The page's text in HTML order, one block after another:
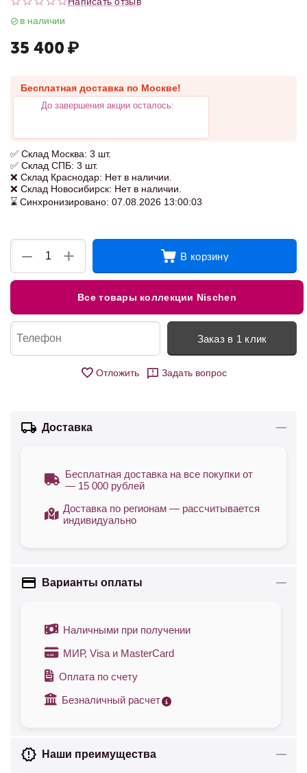
в наличии
35 400 ₽
Бесплатная доставка по Москве!
До завершения акции осталось:
✅ Склад Москва: 3 шт.
✅ Склад СПБ: 3 шт.
❌ Склад Краснодар: Нет в наличии.
❌ Склад Новосибирск: Нет в наличии.
⌛ Синхронизировано: 07.08.2026 13:00:03
+
− В корзину
Все товары коллекции Nischen
Заказ в 1 клик
Отложить Задать вопрос
Доставка
Бесплатная доставка на все покупки от
— 15 000 рублей
Доставка по регионам — рассчитывается
индивидуально
Варианты оплаты
Наличными при получении
МИР, Visa и MasterCard
Оплата по счету
Безналичный расчет
Наши преимущества